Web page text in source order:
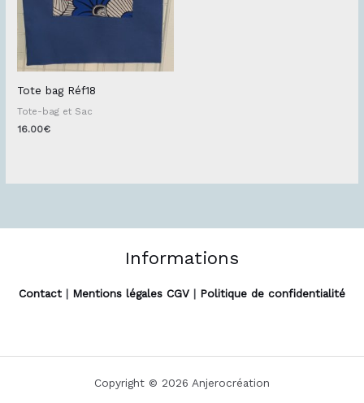
Tote bag Réf18
Tote-bag et Sac
16.00€
Informations
Contact | Mentions légales CGV | Politique de confidentialité
Copyright © 2026 Anjerocréation